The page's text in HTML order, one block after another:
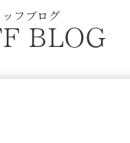
フブログ
BLOG